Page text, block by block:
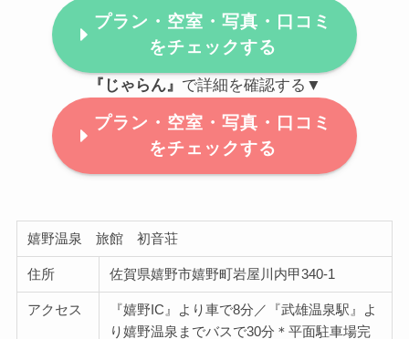
プラン・空室・写真・口コミ
をチェックする
『じゃらん』 で詳細を確認する▼
プラン・空室・写真・口コミ
をチェックする
嬉野温泉 旅館 初音荘
住所 佐賀県嬉野市嬉野町岩屋川内甲340-1
アクセス
『嬉野IC』より車で8分／『武雄温泉駅』よ
り嬉野温泉までバスで30分＊平面駐車場完